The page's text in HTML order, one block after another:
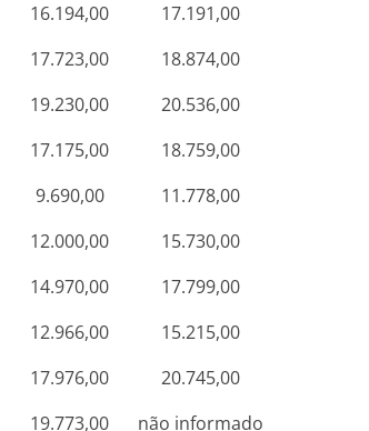
16.194,00
17.191,00
17.723,00
18.874,00
19.230,00
20.536,00
17.175,00
18.759,00
9.690,00
11.778,00
12.000,00
15.730,00
14.970,00
17.799,00
12.966,00
15.215,00
17.976,00
20.745,00
19.773,00
não informado